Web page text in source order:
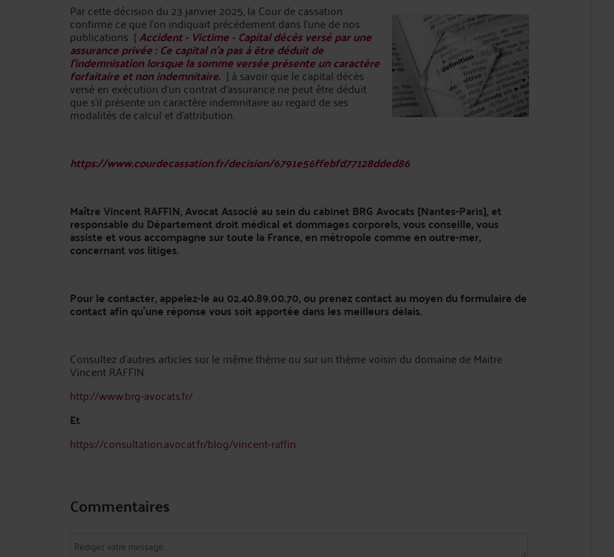
Par cette décision du 23 janvier 2025, la Cour de cassation
confirme ce que l'on indiquait précédement dans l'une de nos
publications [Accident - Victime - Capital décès versé par une
assurance privée : Ce capital n’a pas à être déduit de
l’indemnisation lorsque la somme versée présente un caractère
forfaitaire et non indemnitaire. ] à savoir que le capital décès
versé en exécution d'un contrat d'assurance ne peut être déduit
que s'il présente un caractère indemnitaire au regard de ses
modalités de calcul et d'attribution.
https://www.courdecassation.fr/decision/6791e56ffebfd77128dded86
Maître Vincent RAFFIN, Avocat Associé au sein du cabinet BRG Avocats [Nantes-Paris], et
responsable du Département droit médical et dommages corporels, vous conseille, vous
assiste et vous accompagne sur toute la France, en métropole comme en outre-mer,
concernant vos litiges.
Pour le contacter, appelez-le au 02.40.89.00.70, ou prenez contact au moyen du formulaire de
contact afin qu’une réponse vous soit apportée dans les meilleurs délais.
Consultez d'autres articles sur le même thème ou sur un thème voisin du domaine de Maitre
Vincent RAFFIN.
http://www.brg-avocats.fr/
Et
https://consultation.avocat.fr/blog/vincent-raffin
Commentaires